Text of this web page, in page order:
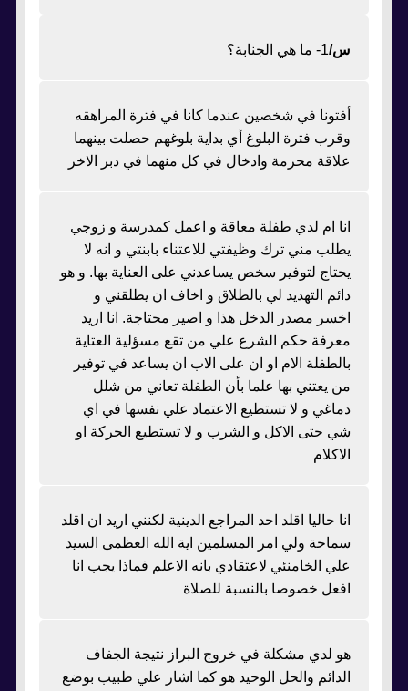
س/1- ما هي الجنابة؟
أفتونا في شخصين عندما كانا في فترة المراهقه
وقرب فترة البلوغ أي بداية بلوغهم حصلت بينهما
علاقة محرمة وادخال في كل منهما في دبر الاخر
انا ام لدي طفلة معاقة و اعمل كمدرسة و زوجي
يطلب مني ترك وظيفتي للاعتناء بابنتي و انه لا
يحتاج لتوفير سخص يساعدني على العناية بها. و هو
دائم التهديد لي بالطلاق و اخاف ان يطلقني و
اخسر مصدر الدخل هذا و اصير محتاجة. انا اريد
معرفة حكم الشرع علي من تقع مسؤلية العتاية
بالطفلة الام او ان على الاب ان يساعد في توفير
من يعتني بها علما بأن الطفلة تعاني من شلل
دماغي و لا تستطيع الاعتماد علي نفسها في اي
شي حتى الاكل و الشرب و لا تستطيع الحركة او
الاكلام
انا حاليا اقلد احد المراجع الدينية لكنني اريد ان اقلد
سماحة ولي امر المسلمين اية الله العظمى السيد
علي الخامنئي لاعتقادي بانه الاعلم فماذا يجب انا
افعل خصوصا بالنسبة للصلاة
هو لدي مشكلة في خروج البراز نتيجة الجفاف
الدائم والحل الوحيد هو كما اشار علي طبيب بوضع